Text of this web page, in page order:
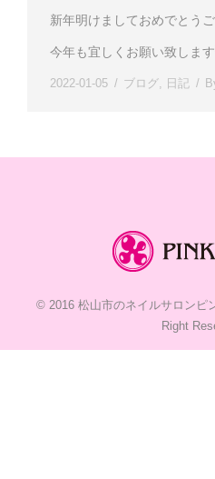
新年明けましておめでとう
今年も宜しくお願い致します
2022-01-05 ブログ, 日記
© 2016 松山市のネイルサロンピ
Right